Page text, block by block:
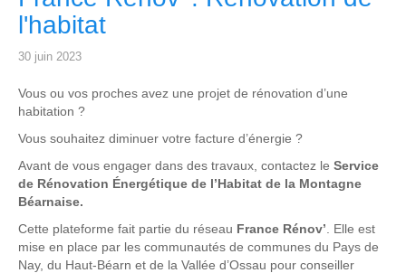
l'habitat
30 juin 2023
Vous ou vos proches avez une projet de rénovation d’une
habitation ?
Vous souhaitez diminuer votre facture d’énergie ?
Avant de vous engager dans des travaux, contactez le Service
de Rénovation Énergétique de l’Habitat de la Montagne
Béarnaise.
Cette plateforme fait partie du réseau France Rénov’ . Elle est
mise en place par les communautés de communes du Pays de
Nay, du Haut-Béarn et de la Vallée d’Ossau pour conseiller